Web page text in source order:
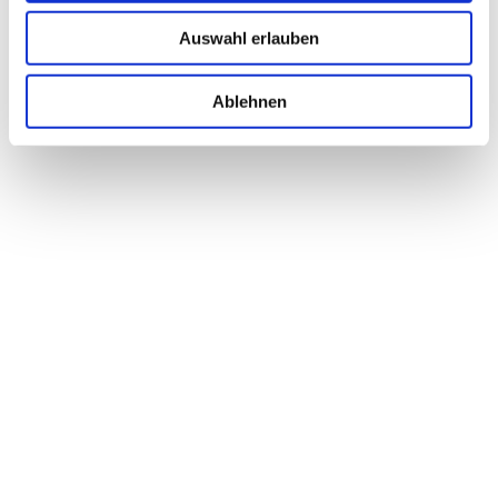
Auswahl erlauben
Ablehnen